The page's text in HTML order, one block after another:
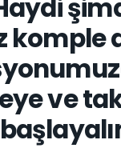
komple
ve